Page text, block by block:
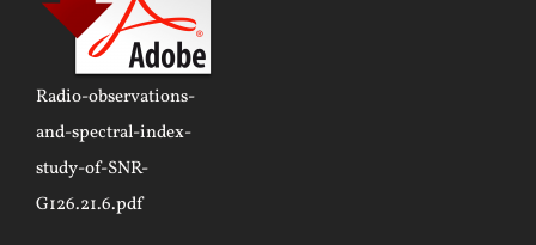
Radio-observations-
and-spectral-index-
study-of-SNR-
G126.21.6.pdf